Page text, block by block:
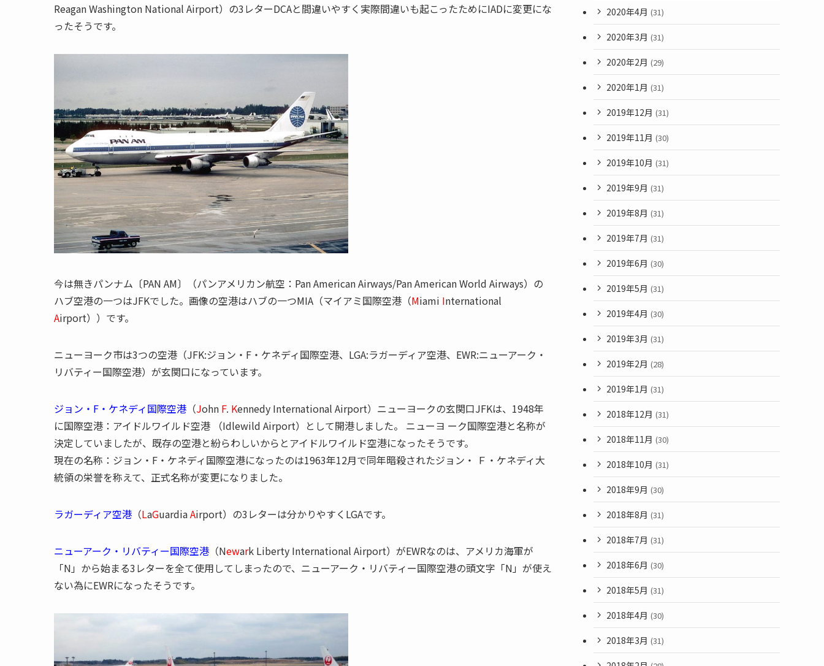
Reagan Washington National Airport）の3レターDCAと間違いやすく実際間違いも起こったためにIADに変更にな
ったそうです。
今は無きパンナム〔PAN AM〕（パンアメリカン航空：Pan American Airways/Pan American World Airways）の
ハブ空港の一つはJFKでした。画像の空港はハブの一つMIA（マイアミ国際空港（Miami International
Airport））です。
ニューヨーク市は3つの空港（JFK:ジョン・F・ケネディ国際空港、LGA:ラガーディア空港、EWR:ニューアーク・
リバティー国際空港）が玄関口になっています。
ジョン・F・ケネディ国際空港 （John F. Kennedy International Airport）ニューヨークの玄関口JFKは、1948年
に国際空港：アイドルワイルド空港 （Idlewild Airport）として開港しました。 ニューヨ ーク国際空港と名称が
決定していましたが、既存の空港と紛らわしいからとアイドルワイルド空港になったそうです。
現在の名称：ジョン・F・ケネディ国際空港になったのは1963年12月で同年暗殺されたジョン・ Ｆ・ケネディ大
統領の栄誉を称えて、正式名称が変更になりました。
ラガーディア空港 （LaGuardiaAirport）の3レターは分かりやすくLGAです。
ニューアーク・リバティー国際空港 （Newark Liberty International Airport）がEWRなのは、アメリカ海軍が
「N」から始まる3レターを全て使用してしまったので、ニューアーク・リバティー国際空港の頭文字「N」が使え
ない為にEWRになったそうです。
2020年4月 (31)
2020年3月 (31)
2020年2月 (29)
2020年1月 (31)
2019年12月 (31)
2019年11月 (30)
2019年10月 (31)
2019年9月 (31)
2019年8月 (31)
2019年7月 (31)
2019年6月 (30)
2019年5月 (31)
2019年4月 (30)
2019年3月 (31)
2019年2月 (28)
2019年1月 (31)
2018年12月 (31)
2018年11月 (30)
2018年10月 (31)
2018年9月 (30)
2018年8月 (31)
2018年7月 (31)
2018年6月 (30)
2018年5月 (31)
2018年4月 (30)
2018年3月 (31)